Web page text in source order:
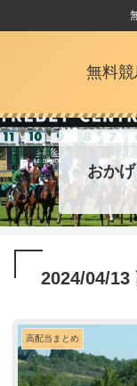
無料
おか
2024/04/13
高配当まとめ